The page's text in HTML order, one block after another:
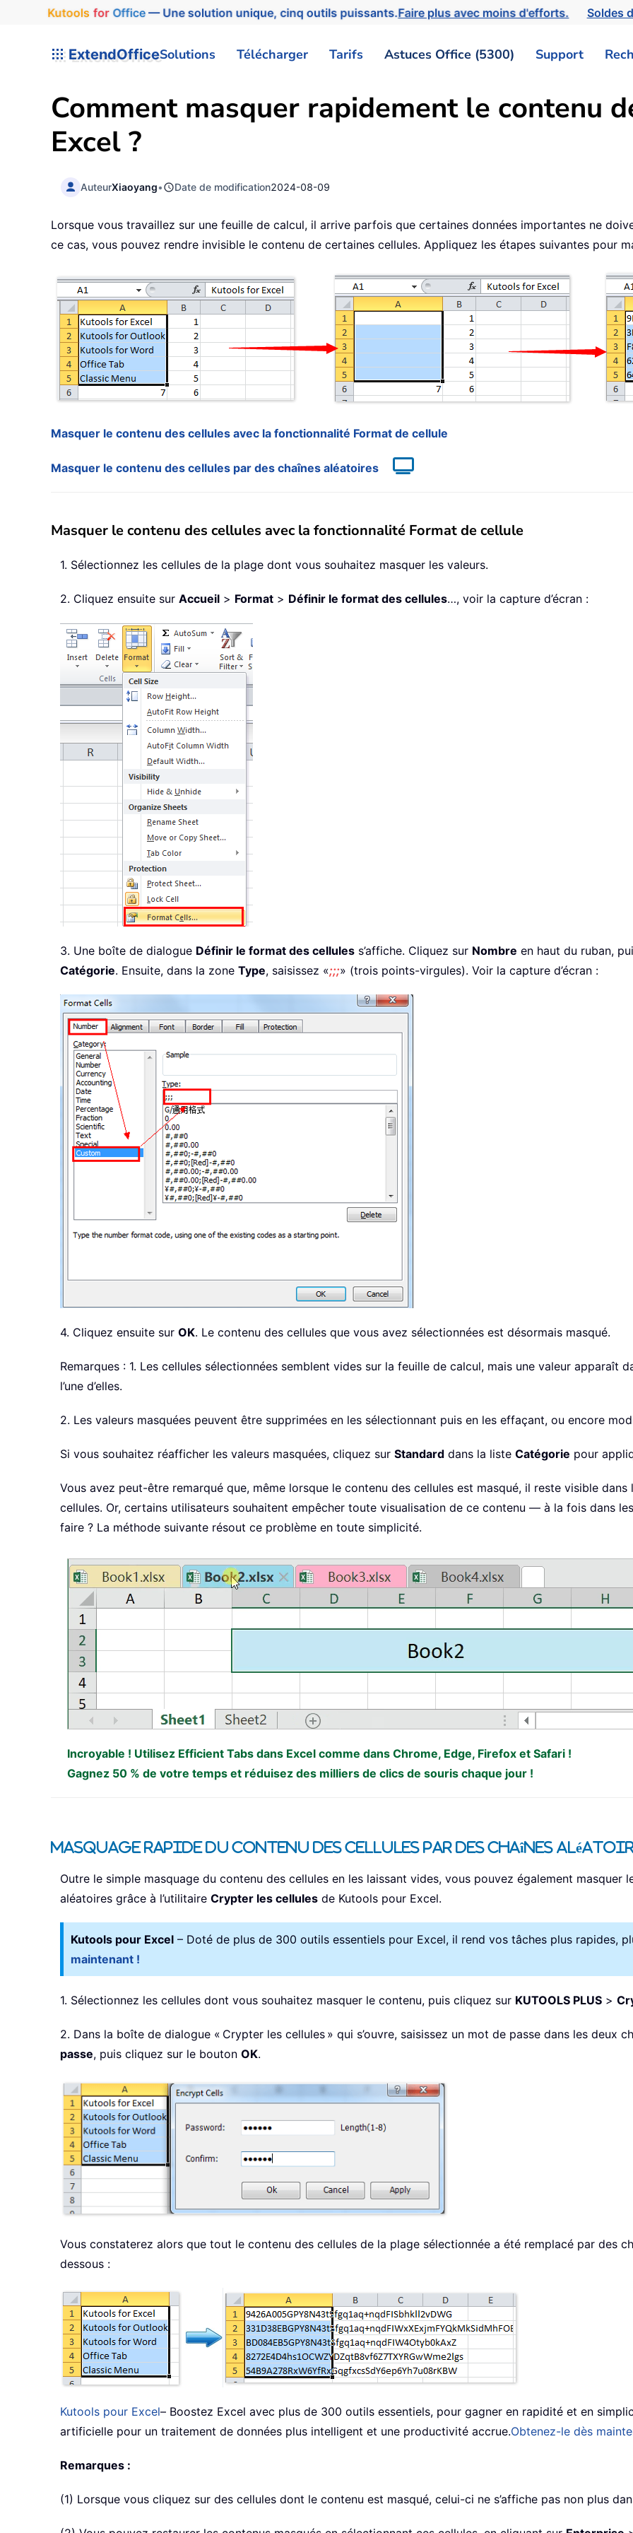
Kutools for Office— Une solution unique, cinq outils puissants.Faire plus avec moins d'efforts. Soldes
ExtendOfficeSolutions Télécharger Tarifs Astuces Office (5300) Support
Comment masquer rapidement le contenu
Excel ?
AuteurXiaoyang• Date de modification2024-08-09
Lorsque vous travaillez sur une feuille de calcul, il arrive parfois que certaines données importantes ne
ce cas, vous pouvez rendre invisible le contenu de certaines cellules. Appliquez les étapes suivantes pour
Masquer le contenu des cellules avec la fonctionnalité Format de cellule
Masquer le contenu des cellules par des chaînes aléatoires
Masquer le contenu des cellules avec la fonctionnalité Format de cellule
1. Sélectionnez les cellules de la plage dont vous souhaitez masquer les valeurs.
2. Cliquez ensuite sur Accueil > Format > Définir le format des cellules…, voir la capture d’écran :
3. Une boîte de dialogue Définir le format des cellules s’affiche. Cliquez sur Nombre en haut du ruban,
Catégorie. Ensuite, dans la zone Type, saisissez «;;;» (trois points-virgules). Voir la capture d’écran :
4. Cliquez ensuite sur OK. Le contenu des cellules que vous avez sélectionnées est désormais masqué.
Remarques : 1. Les cellules sélectionnées semblent vides sur la feuille de calcul, mais une valeur apparaît
l’une d’elles.
2. Les valeurs masquées peuvent être supprimées en les sélectionnant puis en les effaçant, ou encore
Si vous souhaitez réafficher les valeurs masquées, cliquez sur Standard dans la liste Catégorie pour
Vous avez peut-être remarqué que, même lorsque le contenu des cellules est masqué, il reste visible
cellules. Or, certains utilisateurs souhaitent empêcher toute visualisation de ce contenu — à la fois dans
faire ? La méthode suivante résout ce problème en toute simplicité.
Incroyable ! Utilisez Efficient Tabs dans Excel comme dans Chrome, Edge, Firefox et Safari !
Gagnez 50 % de votre temps et réduisez des milliers de clics de souris chaque jour !
Masquage rapide du contenu des cellules par des chaînes
Outre le simple masquage du contenu des cellules en les laissant vides, vous pouvez également masquer
aléatoires grâce à l’utilitaire Crypter les cellules de Kutools pour Excel.
Kutools pour Excel – Doté de plus de 300 outils essentiels pour Excel, il rend vos tâches plus rapides,
maintenant !
1. Sélectionnez les cellules dont vous souhaitez masquer le contenu, puis cliquez sur KUTOOLS PLUS >
2. Dans la boîte de dialogue « Crypter les cellules » qui s’ouvre, saisissez un mot de passe dans les deux
passe, puis cliquez sur le bouton OK.
Vous constaterez alors que tout le contenu des cellules de la plage sélectionnée a été remplacé par des
dessous :
Kutools pour Excel– Boostez Excel avec plus de 300 outils essentiels, pour gagner en rapidité et en
artificielle pour un traitement de données plus intelligent et une productivité accrue.Obtenez-le dès
Remarques :
(1) Lorsque vous cliquez sur des cellules dont le contenu est masqué, celui-ci ne s’affiche pas non plus